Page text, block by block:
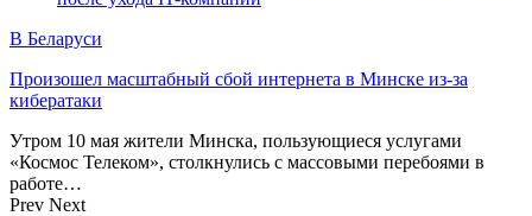
В Беларуси
Произошел масштабный сбой интернета в Минске из-за
кибератаки
Утром 10 мая жители Минска, пользующиеся услугами
«Космос Телеком», столкнулись с массовыми перебоями в
работе…
Prev Next